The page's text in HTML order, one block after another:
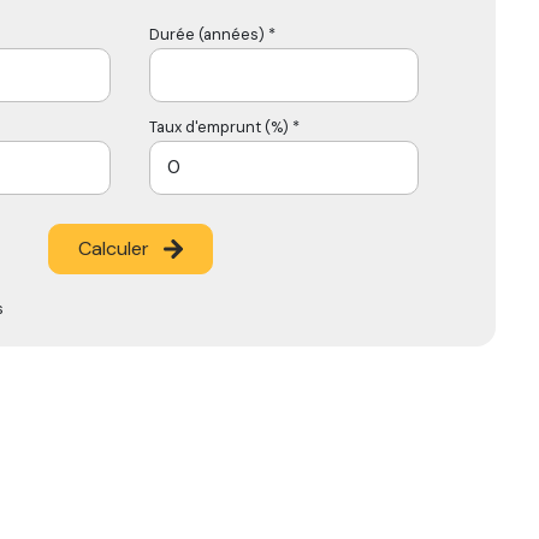
Durée (années) *
Taux d'emprunt (%) *
Calculer